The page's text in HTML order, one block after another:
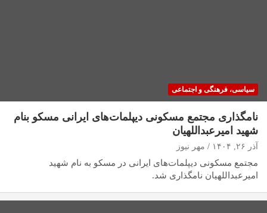
سیاسی، فرهنگی و اجتماعی
نامگذاری مجتمع مسکونی دیپلمات‌های ایرانی مسکو بنام
شهید امیرعبداللهیان
آذر ۲۶, ۱۴۰۴ مهر نیوز
مجتمع مسکونی دیپلمات‌های ایرانی در مسکو به نام شهید
امیرعبداللهیان نامگذاری شد.